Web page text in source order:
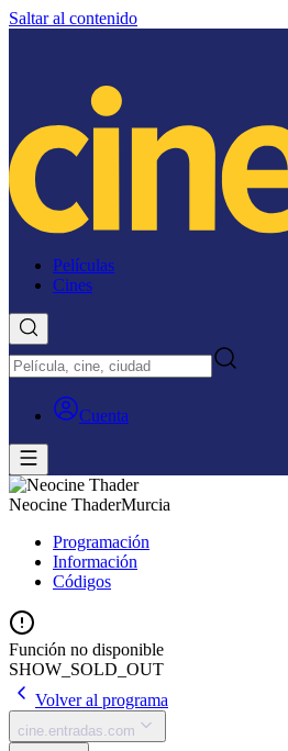
Saltar al contenido
Películas
Cines
Cuenta
Neocine ThaderMurcia
Programación
Información
Códigos
Función no disponible
SHOW_SOLD_OUT
Volver al programa
cine.entradas.com